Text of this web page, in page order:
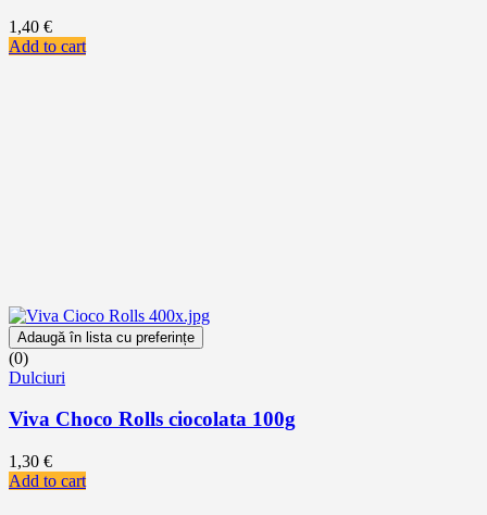
1,40 €
Add to cart
Adaugă în lista cu preferințe
(0)
Dulciuri
Viva Choco Rolls ciocolata 100g
1,30 €
Add to cart